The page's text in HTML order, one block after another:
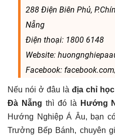
288 Điện Biên Phủ,
Nẵng
Điện thoại: 1800 6148
Website:
Facebook:
Nếu nói ở đâu là địa chỉ
Đà Nẵng thì đó là Hướng
Hướng Nghiệp Á Âu, bạn
Trưởng Bếp Bánh, chuyên